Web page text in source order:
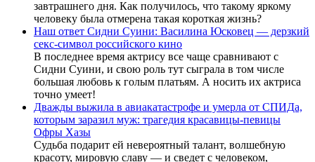
завтрашнего дня. Как получилось, что такому яркому
человеку была отмерена такая короткая жизнь?
Наш ответ Сидни Суини: Василина Юсковец — дерзкий
секс-символ российского кино
В последнее время актрису все чаще сравнивают с
Сидни Суини, и свою роль тут сыграла в том числе
большая любовь к голым платьям. А носить их актриса
точно умеет!
Дважды выжила в авиакатастрофе и умерла от СПИДа,
которым заразил муж: трагедия красавицы-певицы
Офры Хазы
Судьба подарит ей невероятный талант, волшебную
красоту, мировую славу — и сведет с человеком,